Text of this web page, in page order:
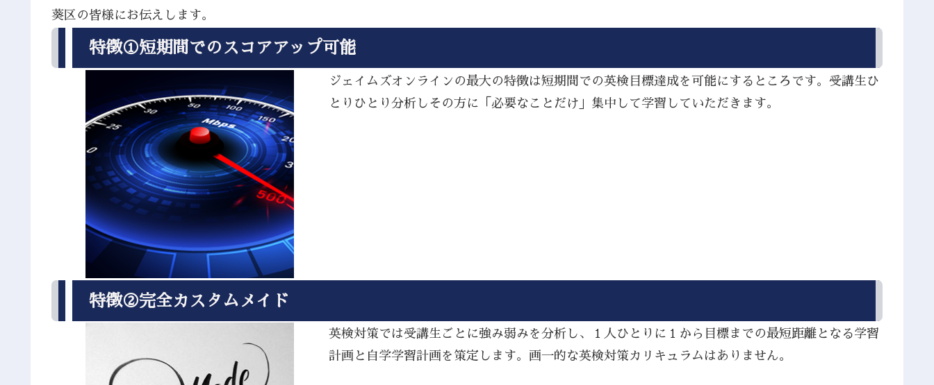
葵区の皆様にお伝えします。
特徴①短期間でのスコアアップ可能
ジェイムズオンラインの最大の特徴は短期間での英検目標達成を可能にするところです。受講生ひ
とりひとり分析しその方に「必要なことだけ」集中して学習していただきます。
特徴②完全カスタムメイド
英検対策では受講生ごとに強み弱みを分析し、１人ひとりに１から目標までの最短距離となる学習
計画と自学学習計画を策定します。画一的な英検対策カリキュラムはありません。